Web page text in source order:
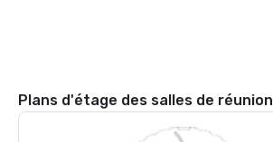
Plans d'étage des salles de réunion